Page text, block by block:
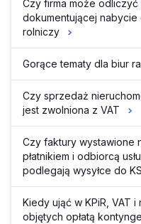
Czy firma może odliczyć
dokumentującej
rolniczy
Gorące tematy dla biur
Czy sprzedaż
jest zwolniona z VAT
Czy faktury wystawione
płatnikiem i odbiorcą
podlegają wysyłce do
Kiedy ująć w KPiR, VAT
objętych opłatą